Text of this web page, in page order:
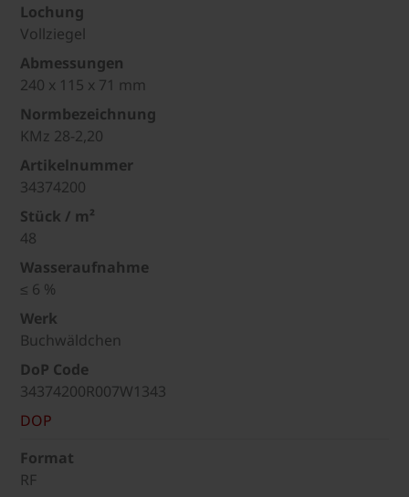
Lochung
Vollziegel
Abmessungen
240 x 115 x 71 mm
Normbezeichnung
KMz 28-2,20
Artikelnummer
34374200
Stück / m²
48
Wasseraufnahme
≤ 6 %
Werk
Buchwäldchen
DoP Code
34374200R007W1343
DOP
Format
RF